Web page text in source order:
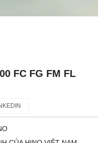
FC FG FM FL